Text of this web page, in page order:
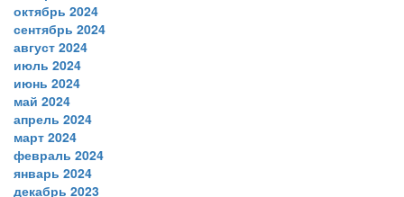
октябрь 2024
сентябрь 2024
август 2024
июль 2024
июнь 2024
май 2024
апрель 2024
март 2024
февраль 2024
январь 2024
декабрь 2023